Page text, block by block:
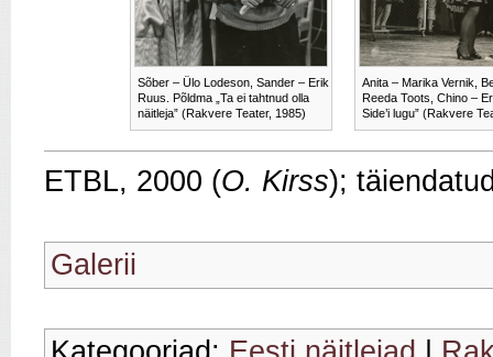
Sõber – Ülo Lodeson, Sander – Erik
Ruus. Põldma „Ta ei tahtnud olla
näitleja” (Rakvere Teater, 1985)
Anita – Marika Vernik,
Reeda Toots, Chino –
Side’i lugu” (Rakvere
ETBL, 2000 (O. Kirss);
Galerii